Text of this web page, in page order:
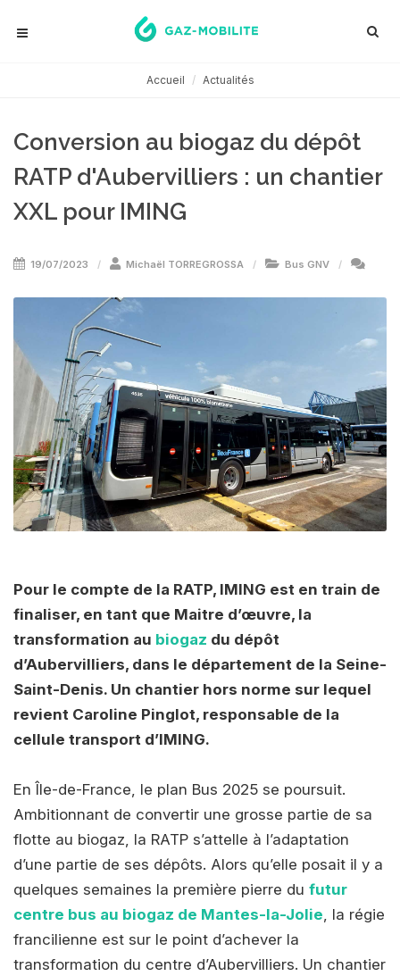
Accueil Actualités
Conversion au biogaz du dépôt
RATP d'Aubervilliers : un chantier
XXL pour IMING
19/07/2023 Michaël TORREGROSSA Bus GNV
Pour le compte de la RATP, IMING est en train de
finaliser, en tant que Maitre d’œuvre, la
transformation au biogaz du dépôt
d’Aubervilliers, dans le département de la Seine-
Saint-Denis. Un chantier hors norme sur lequel
revient Caroline Pinglot, responsable de la
cellule transport d’IMING.
En Île-de-France, le plan Bus 2025 se poursuit.
Ambitionnant de convertir une grosse partie de sa
flotte au biogaz, la RATP s’attelle à l’adaptation
d’une partie de ses dépôts. Alors qu’elle posait il y a
quelques semaines la première pierre du futur
centre bus au biogaz de Mantes-la-Jolie , la régie
francilienne est sur le point d’achever la
transformation du centre d’Aubervilliers. Un chantier